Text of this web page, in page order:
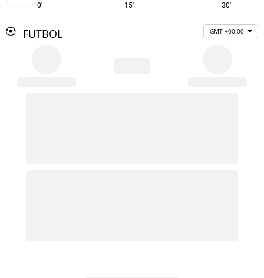
0' 15' 30'
FUTBOL GMT +00:00